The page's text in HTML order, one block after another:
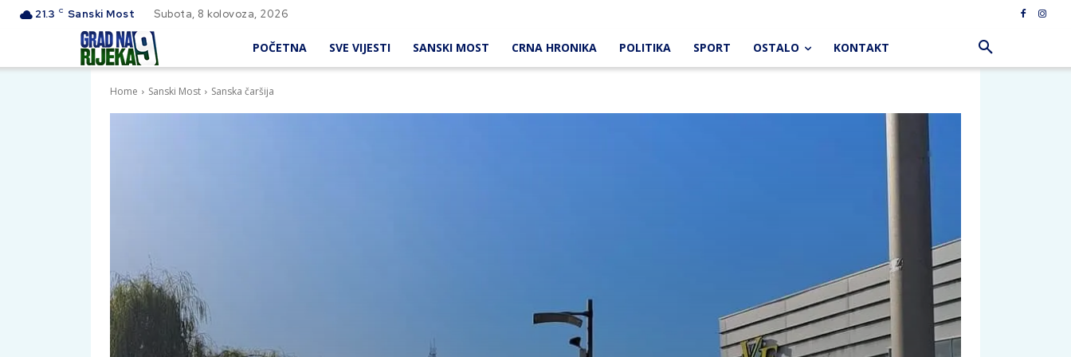
21.3 C Sanski Most Subota, 8 kolovoza, 2026
POČETNA SVE VIJESTI SANSKI MOST CRNA HRONIKA POLITIKA SPORT OSTALO KONTAKT
Home Sanski Most Sanska čaršija